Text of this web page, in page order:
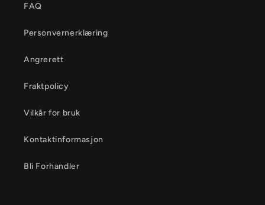
FAQ
Personvernerklæring
Angrerett
Fraktpolicy
Vilkår for bruk
Kontaktinformasjon
Bli Forhandler